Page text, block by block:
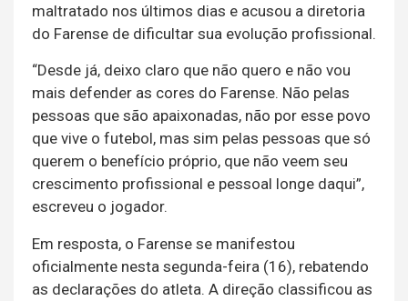
maltratado nos últimos dias e acusou a diretoria
do Farense de dificultar sua evolução profissional.
“Desde já, deixo claro que não quero e não vou
mais defender as cores do Farense. Não pelas
pessoas que são apaixonadas, não por esse povo
que vive o futebol, mas sim pelas pessoas que só
querem o benefício próprio, que não veem seu
crescimento profissional e pessoal longe daqui”,
escreveu o jogador.
Em resposta, o Farense se manifestou
oficialmente nesta segunda-feira (16), rebatendo
as declarações do atleta. A direção classificou as